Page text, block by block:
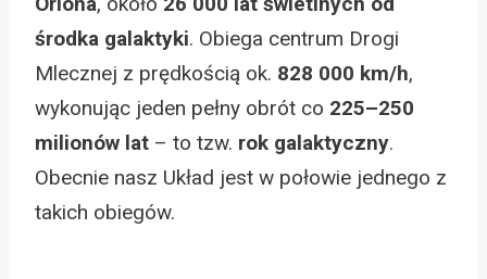
środka galaktyki. Obiega centrum Drogi
Mlecznej z prędkością ok. 828 000 km/h,
wykonując jeden pełny obrót co 225–250
milionów lat – to tzw. rok galaktyczny.
Obecnie nasz Układ jest w połowie jednego z
takich obiegów.